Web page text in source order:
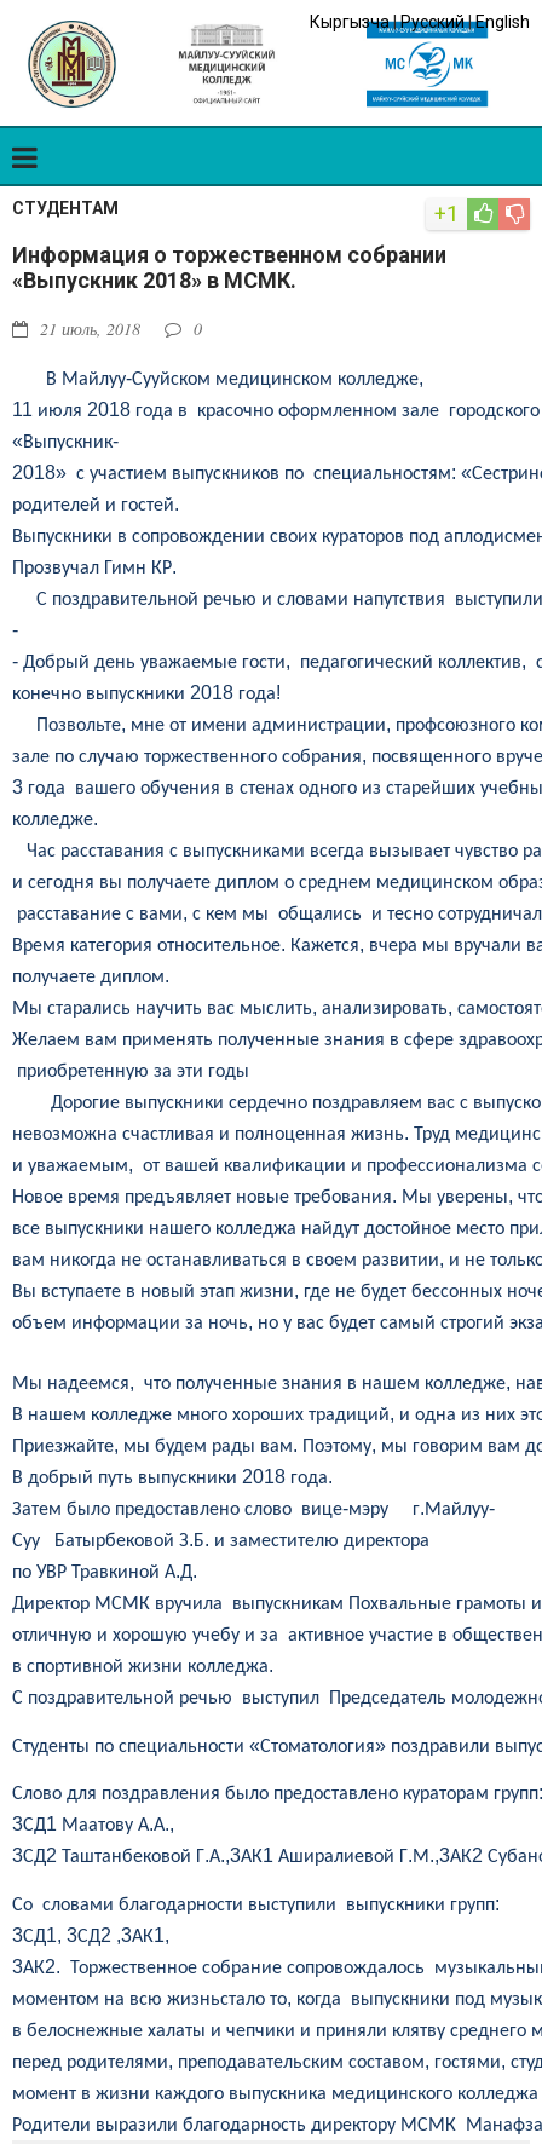
Кыргызча|Русский|English
СТУДЕНТАМ
Информация о торжественном собрании
«Выпускник 2018» в МСМК.
21 июль, 2018 0
+1
В Майлуу-Сууйском медицинском колледже,
11 июля 2018 года в красочно оформленном зале городского
«Выпускник-
2018» с участием выпускников по специальностям: «
родителей и гостей.
Выпускники в сопровождении своих кураторов под
Прозвучал Гимн КР.
С поздравительной речью и словами напутствия выступили
-
- Добрый день уважаемые гости, педагогический коллектив,
конечно выпускники 2018 года!
Позвольте, мне от имени администрации, профсоюзного
зале по случаю торжественного собрания, посвященного
3 года вашего обучения в стенах одного из старейших
колледже.
Час расставания с выпускниками всегда вызывает чувство
и сегодня вы получаете диплом о среднем медицинском
расставание с вами, с кем мы общались и тесно
Время категория относительное. Кажется, вчера мы вручали
получаете диплом.
Мы старались научить вас мыслить, анализировать,
Желаем вам применять полученные знания в сфере
приобретенную за эти годы
Дорогие выпускники сердечно поздравляем вас с
невозможна счастливая и полноценная жизнь. Труд
и уважаемым, от вашей квалификации и профессионализма
Новое время предъявляет новые требования. Мы уверены,
все выпускники нашего колледжа найдут достойное место
вам никогда не останавливаться в своем развитии, и не
Вы вступаете в новый этап жизни, где не будет бессонных
объем информации за ночь, но у вас будет самый строгий
Мы надеемся, что полученные знания в нашем колледже,
В нашем колледже много хороших традиций, и одна из них
Приезжайте, мы будем рады вам. Поэтому, мы говорим вам
В добрый путь выпускники 2018 года.
Затем было предоставлено слово вице-мэру г.Майлуу-
Суу Батырбековой З.Б. и заместителю директора
по УВР Травкиной А.Д.
Директор МСМК вручила выпускникам Похвальные грамоты и
отличную и хорошую учебу и за активное участие в
в спортивной жизни колледжа.
С поздравительной речью выступил Председатель
Студенты по специальности «Стоматология» поздравили
Слово для поздравления было предоставлено кураторам групп:
3СД1 Маатову А.А.,
3СД2 Таштанбековой Г.А.,3АК1 Аширалиевой Г.М.,3АК2
Со словами благодарности выступили выпускники групп:
3СД1, 3СД2 ,3АК1,
3АК2. Торжественное собрание сопровождалось
моментом на всю жизньстало то, когда выпускники под
в белоснежные халаты и чепчики и приняли клятву среднего
перед родителями, преподавательским составом, гостями,
момент в жизни каждого выпускника медицинского колледжа
Родители выразили благодарность директору МСМК